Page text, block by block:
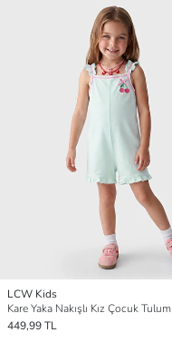
LCW Kids
Kare Yaka Nakışlı Kız Çocuk Tulum
449,99 TL